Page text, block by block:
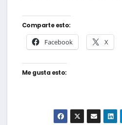
Comparte esto:
Facebook X
Me gusta esto: